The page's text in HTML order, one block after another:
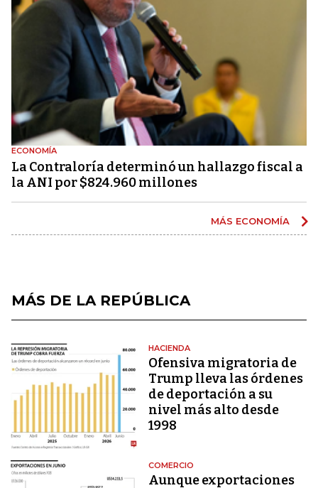
ECONOMÍA
La Contraloría determinó un hallazgo fiscal a
la ANI por $824.960 millones
MÁS ECONOMÍA
MÁS DE LA REPÚBLICA
HACIENDA
Ofensiva migratoria de
Trump lleva las órdenes
de deportación a su
nivel más alto desde
1998
COMERCIO
Aunque exportaciones